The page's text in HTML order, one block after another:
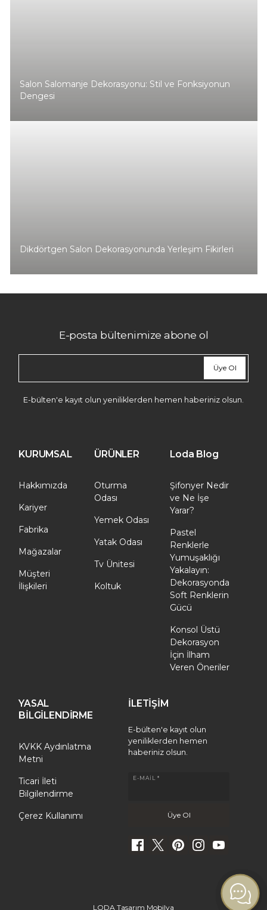
Salon Salomanje Dekorasyonu: Stil ve Fonksiyonun
Dengesi
Dikdörtgen Salon Dekorasyonunda Yerleşim Fikirleri
E-posta bültenimize abone ol
Üye Ol
E-bülten'e kayıt olun yeniliklerden hemen haberiniz olsun.
KURUMSAL
Hakkımızda
Kariyer
Fabrika
Mağazalar
Müşteri
İlişkileri
ÜRÜNLER
Oturma
Odası
Yemek Odası
Yatak Odası
Tv Ünitesi
Koltuk
Loda Blog
Şifonyer Nedir
ve Ne İşe
Yarar?
Pastel
Renklerle
Yumuşaklığı
Yakalayın:
Dekorasyonda
Soft Renklerin
Gücü
Konsol Üstü
Dekorasyon
İçin İlham
Veren Öneriler
YASAL
BİLGİLENDİRME
KVKK Aydınlatma
Metni
Ticari İleti
Bilgilendirme
Çerez Kullanımı
İLETİŞİM
E-bülten'e kayıt olun
yeniliklerden hemen
haberiniz olsun.
E-MAIL *
LODA Tasarım Mobilya